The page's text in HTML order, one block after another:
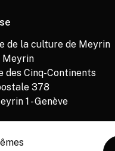
de la culture de Meyrin
Meyrin
des Cinq-Continents
378
1 - Genève